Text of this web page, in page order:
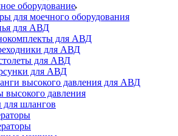
оборудование
для моечного оборудования
для АВД
для АВД
для АВД
для АВД
для АВД
высокого давления для АВД
высокого давления
для шлангов